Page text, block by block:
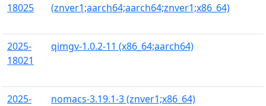
18025
(znver1;aarch64;aarch64;znver1;x86_64)
2025-
18021
qimgv-1.0.2-11 (x86_64;aarch64)
2025-
nomacs-3.19.1-3 (znver1;x86_64)